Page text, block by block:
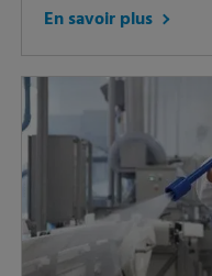
En savoir plus